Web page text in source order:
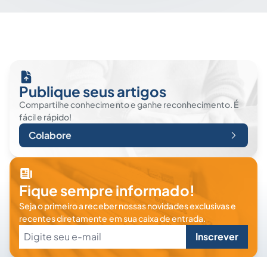
Publique seus artigos
Compartilhe conhecimento e ganhe reconhecimento. É
fácil e rápido!
Colabore
Fique sempre informado!
Seja o primeiro a receber nossas novidades exclusivas e
recentes diretamente em sua caixa de entrada.
Inscrever